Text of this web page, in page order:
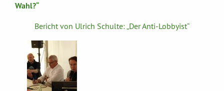
Wahl?“
Bericht von Ulrich Schulte: „Der Anti-Lobbyist“